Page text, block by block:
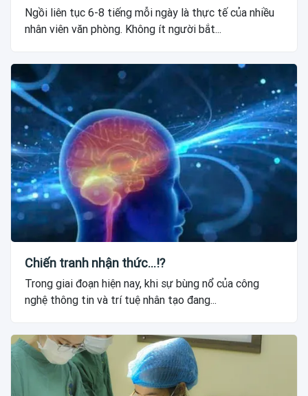
Ngồi liên tục 6-8 tiếng mỗi ngày là thực tế của nhiều
nhân viên văn phòng. Không ít người bắt...
Chiến tranh nhận thức...!?
Trong giai đoạn hiện nay, khi sự bùng nổ của công
nghệ thông tin và trí tuệ nhân tạo đang...